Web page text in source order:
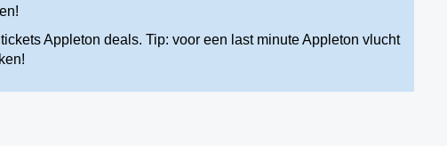
Appleton deals. Tip: voor een last minute Appleton vlucht